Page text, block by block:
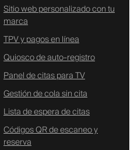
Sitio web personalizado con tu
marca
TPV y pagos en línea
Quiosco de auto-registro
Panel de citas para TV
Gestión de cola sin cita
Lista de espera de citas
Códigos QR de escaneo y
reserva